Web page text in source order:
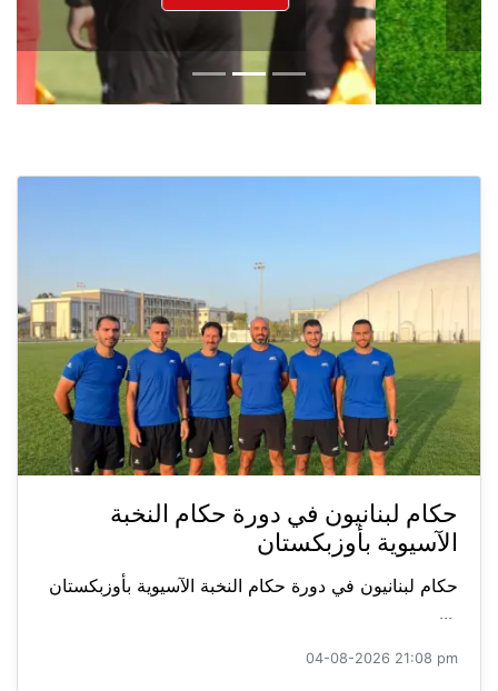
حكام لبنانيون في دورة حكام النخبة
الآسيوية بأوزبكستان
حكام لبنانيون في دورة حكام النخبة الآسيوية بأوزبكستان
...
04-08-2026 21:08 pm